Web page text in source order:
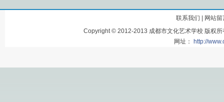
联系我们
网站留
Copyright © 2012-2013 成都市文化艺术学校 版权
网址：
http://